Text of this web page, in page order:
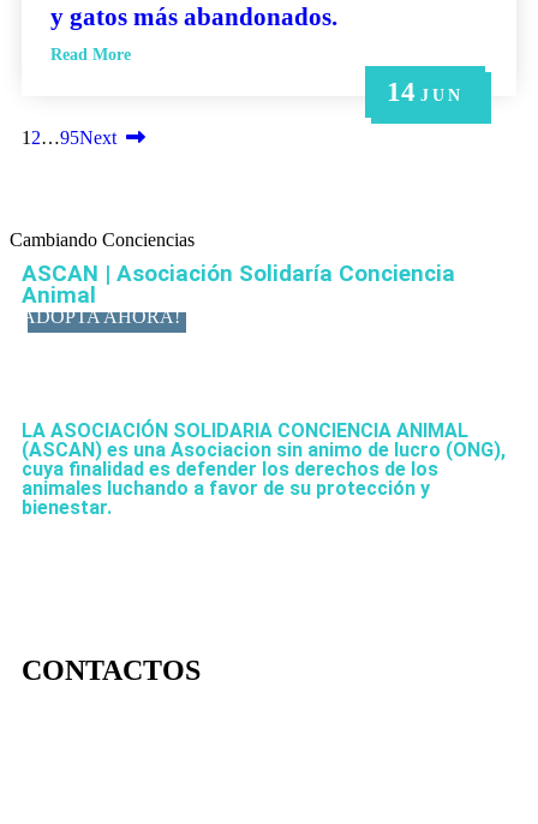
14 JUN
6 MAY
6 MAY
21 JUN
14 JUN
y gatos más abandonados.
Read More
1 2…95Next
Cambiando Conciencias
ASCAN | Asociación Solidaría Conciencia
Animal
ADOPTA AHORA!
LA ASOCIACIÓN SOLIDARIA CONCIENCIA ANIMAL
(ASCAN) es una Asociacion sin animo de lucro (ONG),
cuya finalidad es defender los derechos de los
animales luchando a favor de su protección y
bienestar.
CONTACTOS